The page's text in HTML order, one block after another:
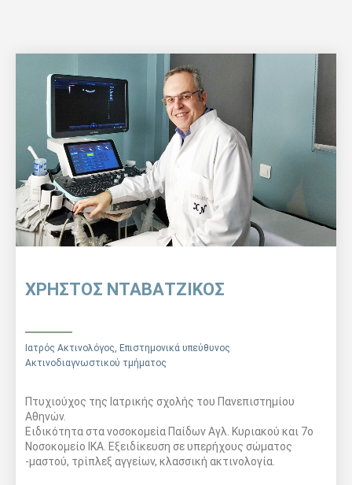
ΧΡΗΣΤΟΣ ΝΤΑΒΑΤΖΙΚΟΣ
Ιατρός Ακτινολόγος, Επιστημονικά υπεύθυνος
Ακτινοδιαγνωστικού τμήματος
Πτυχιούχος της Ιατρικής σχολής του Πανεπιστημίου
Αθηνών.
Ειδικότητα στα νοσοκομεία Παίδων Αγλ. Κυριακού και 7ο
Νοσοκομείο ΙΚΑ. Εξειδίκευση σε υπερήχους σώματος
-μαστού, τρίπλεξ αγγείων, κλασσική ακτινολογία.